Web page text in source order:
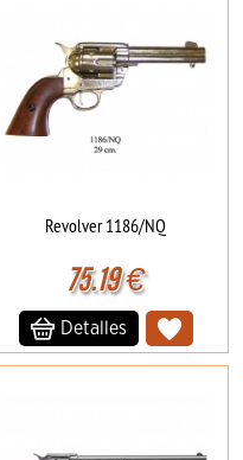
Revolver 1186/NQ
75.19€
Detalles